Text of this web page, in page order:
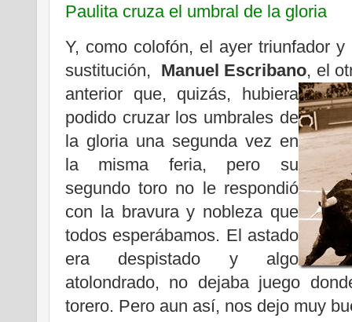
Paulita cruza el umbral de la gloria
Y, como colofón, el ayer triunfador
sustitución, Manuel Escribano, el
anterior que, quizás, hubiera
podido cruzar los umbrales de
la gloria una segunda vez en
la misma feria, pero su
segundo toro no le respondió
con la bravura y nobleza que
todos esperábamos. El astado
era despistado y algo
atolondrado, no dejaba juego
torero. Pero aun así, nos dejo muy